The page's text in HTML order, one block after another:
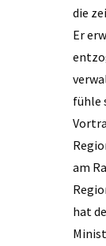
die
Er
fühle
am
hat